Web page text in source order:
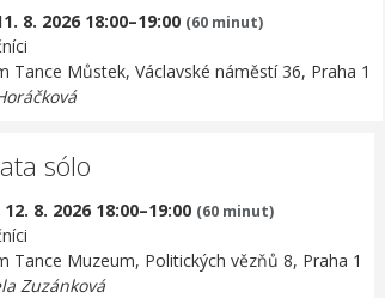
8. 2026 18:00–19:00 (60 minut)
Tance Můstek, Václavské náměstí 36, Praha 1
sólo
8. 2026 18:00–19:00 (60 minut)
Tance Muzeum, Politických vězňů 8, Praha 1
Zuzánková